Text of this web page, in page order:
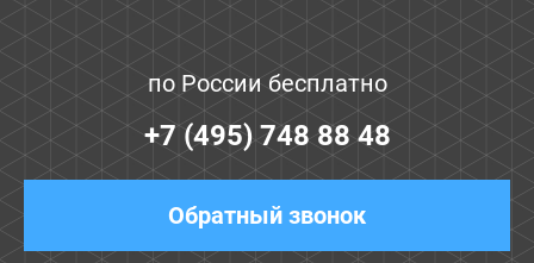
по России бесплатно
+7 (495) 748 88 48
Обратный звонок